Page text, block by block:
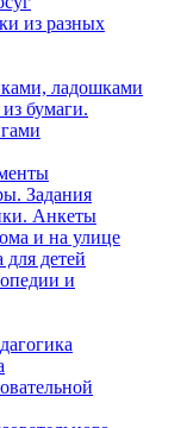
из разных
ладошками
бумаги.
Задания
Анкеты
и на улице
для детей
и